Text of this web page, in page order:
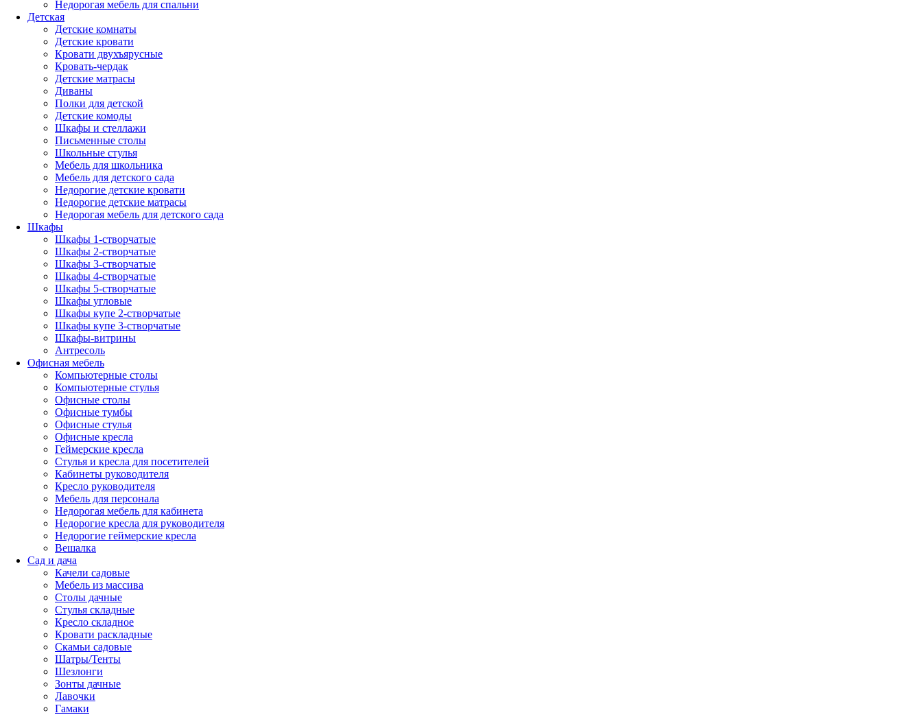
Недорогая мебель для спальни
Детская
Детские комнаты
Детские кровати
Кровати двухъярусные
Кровать-чердак
Детские матрасы
Диваны
Полки для детской
Детские комоды
Шкафы и стеллажи
Письменные столы
Школьные стулья
Мебель для школьника
Мебель для детского сада
Недорогие детские кровати
Недорогие детские матрасы
Недорогая мебель для детского сада
Шкафы
Шкафы 1-створчатые
Шкафы 2-створчатые
Шкафы 3-створчатые
Шкафы 4-створчатые
Шкафы 5-створчатые
Шкафы угловые
Шкафы купе 2-створчатые
Шкафы купе 3-створчатые
Шкафы-витрины
Антресоль
Офисная мебель
Компьютерные столы
Компьютерные стулья
Офисные столы
Офисные тумбы
Офисные стулья
Офисные кресла
Геймерские кресла
Стулья и кресла для посетителей
Кабинеты руководителя
Кресло руководителя
Мебель для персонала
Недорогая мебель для кабинета
Недорогие кресла для руководителя
Недорогие геймерские кресла
Вешалка
Сад и дача
Качели садовые
Мебель из массива
Столы дачные
Стулья складные
Кресло складное
Кровати раскладные
Скамьи садовые
Шатры/Тенты
Шезлонги
Зонты дачные
Лавочки
Гамаки